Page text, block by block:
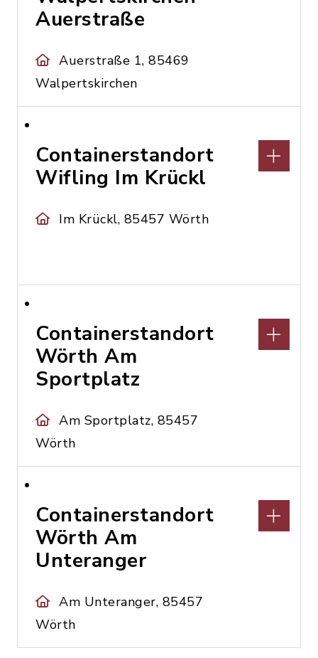
Auerstraße
Auerstraße 1, 85469
Walpertskirchen
Containerstandort
Wifling Im Krückl
Im Krückl, 85457 Wörth
Containerstandort
Wörth Am
Sportplatz
Am Sportplatz, 85457
Wörth
Containerstandort
Wörth Am
Unteranger
Am Unteranger, 85457
Wörth